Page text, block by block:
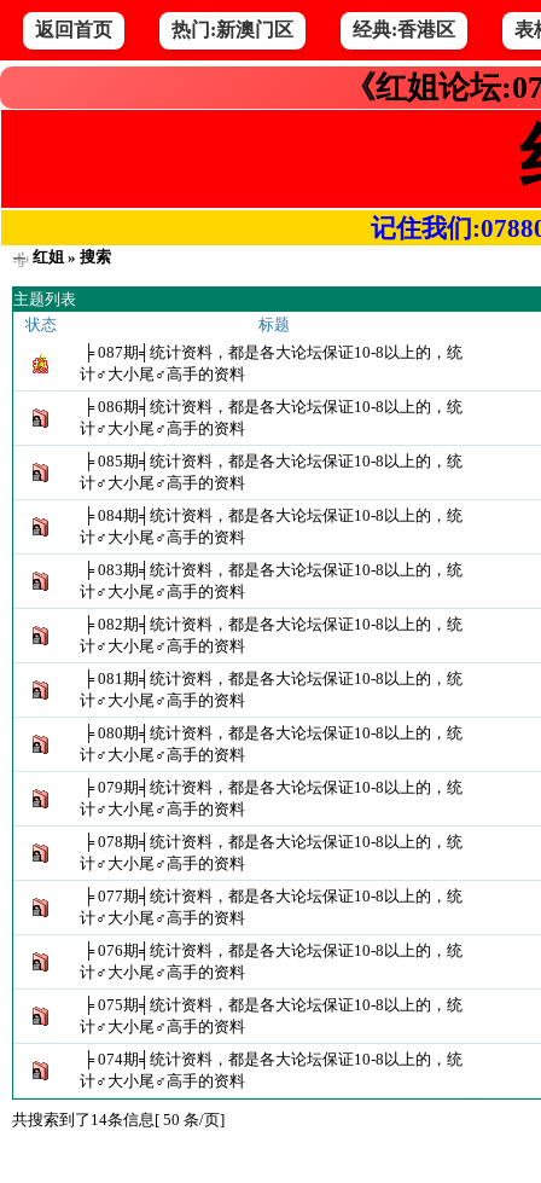
返回首页 热门:新澳门区 经典:香港区 表
《红姐论坛
记住我们
红姐» 搜索
主题列表
状态
标题
╞ 087期╡统计资料，都是各大论坛保证10-8以上的，统
计♂大小尾♂高手的资料
╞ 086期╡统计资料，都是各大论坛保证10-8以上的，统
计♂大小尾♂高手的资料
╞ 085期╡统计资料，都是各大论坛保证10-8以上的，统
计♂大小尾♂高手的资料
╞ 084期╡统计资料，都是各大论坛保证10-8以上的，统
计♂大小尾♂高手的资料
╞ 083期╡统计资料，都是各大论坛保证10-8以上的，统
计♂大小尾♂高手的资料
╞ 082期╡统计资料，都是各大论坛保证10-8以上的，统
计♂大小尾♂高手的资料
╞ 081期╡统计资料，都是各大论坛保证10-8以上的，统
计♂大小尾♂高手的资料
╞ 080期╡统计资料，都是各大论坛保证10-8以上的，统
计♂大小尾♂高手的资料
╞ 079期╡统计资料，都是各大论坛保证10-8以上的，统
计♂大小尾♂高手的资料
╞ 078期╡统计资料，都是各大论坛保证10-8以上的，统
计♂大小尾♂高手的资料
╞ 077期╡统计资料，都是各大论坛保证10-8以上的，统
计♂大小尾♂高手的资料
╞ 076期╡统计资料，都是各大论坛保证10-8以上的，统
计♂大小尾♂高手的资料
╞ 075期╡统计资料，都是各大论坛保证10-8以上的，统
计♂大小尾♂高手的资料
╞ 074期╡统计资料，都是各大论坛保证10-8以上的，统
计♂大小尾♂高手的资料
共搜索到了14条信息[ 50 条/页]